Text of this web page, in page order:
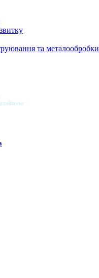
та металообробки